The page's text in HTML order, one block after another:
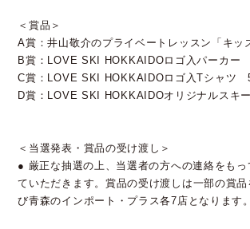
＜賞品＞
A賞：井山敬介のプライベートレッスン「キ
B賞：LOVE SKI HOKKAIDOロゴ入パーカ
C賞：LOVE SKI HOKKAIDOロゴ入Tシャツ
D賞：LOVE SKI HOKKAIDOオリジナルスキ
＜当選発表・賞品の受け渡し＞
● 厳正な抽選の上、当選者の方への連絡をも
ていただきます。賞品の受け渡しは一部の賞品
び青森のインポート・プラス各7店となります。